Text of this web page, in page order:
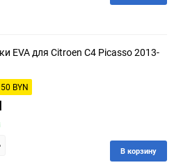
EVA для Citroen C4 Picasso 2013-
BYN
В корзину